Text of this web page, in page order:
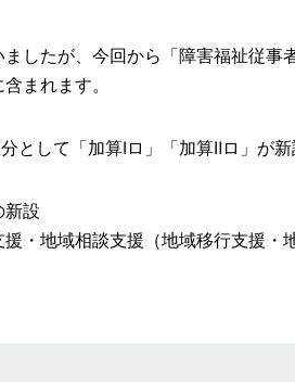
したが、今回から「障害福祉従事
まれます。
として「加算Ⅰロ」「加算Ⅱロ」が
新設
・地域相談支援（地域移行支援・